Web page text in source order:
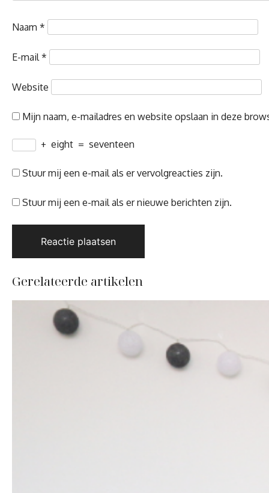
Naam *
E-mail*
Website
Mijn naam, e-mailadres en website opslaan in deze
+ eight = seventeen
Stuur mij een e-mail als er vervolgreacties zijn.
Stuur mij een e-mail als er nieuwe berichten zijn.
Gerelateerde artikelen